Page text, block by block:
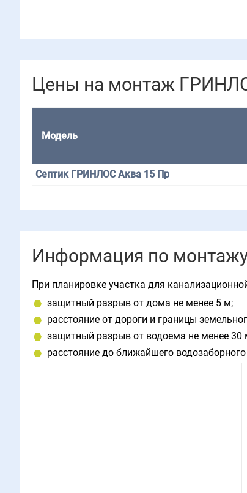
Цены на монтаж
Модель
Септик ГРИНЛОС Аква 15 Пр
Информация по
При планировке участка для
защитный разрыв от дома не менее 5 м;
расстояние от дороги и границы
защитный разрыв от водоема не менее 30
расстояние до ближайшего